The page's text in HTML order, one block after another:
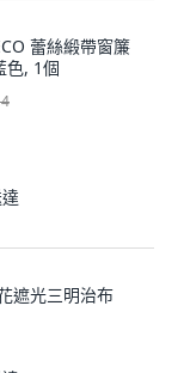
蕾絲緞帶窗簾
色, 1個
遮光三明治布